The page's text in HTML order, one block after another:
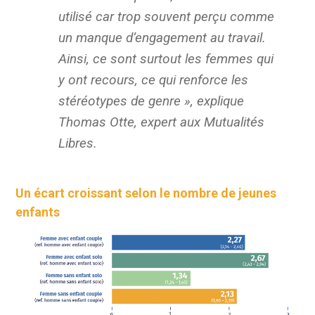
utilisé car trop souvent perçu comme
un manque d’engagement au travail.
Ainsi, ce sont surtout les femmes qui
y ont recours,ce qui renforce les
stéréotypes de genre », explique
Thomas Otte, expert aux Mutualités
Libres.
Un écart croissant selon le nombre de jeunes
enfants